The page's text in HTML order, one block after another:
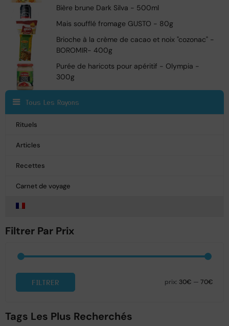
5Bière brune Dark Silva - 500ml
Mais soufflé fromage GUSTO - 80g
Brioche à la crème de cacao et noix "cozonac" -
BOROMIR- 400g
Purée de haricots pour apéritif - Olympia -
300g
Tous Les Rayons
Rituels
Articles
Recettes
Carnet de voyage
Filtrer Par Prix
FILTRER prix: 30€ — 70€
Tags Les Plus Recherchés